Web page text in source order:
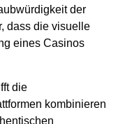
der
dass die visuelle
eines Casinos
die
kombinieren